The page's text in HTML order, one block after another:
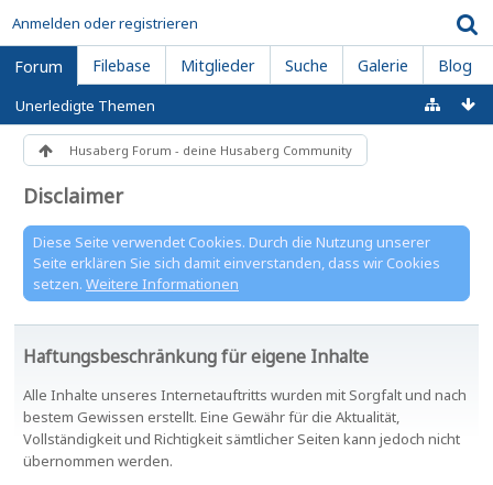
Anmelden oder registrieren
Forum Filebase Mitglieder Suche Galerie Blog
Unerledigte Themen
Husaberg Forum - deine Husaberg Community
Disclaimer
Diese Seite verwendet Cookies. Durch die Nutzung unserer
Seite erklären Sie sich damit einverstanden, dass wir Cookies
setzen. Weitere Informationen
Haftungsbeschränkung für eigene Inhalte
Alle Inhalte unseres Internetauftritts wurden mit Sorgfalt und nach
bestem Gewissen erstellt. Eine Gewähr für die Aktualität,
Vollständigkeit und Richtigkeit sämtlicher Seiten kann jedoch nicht
übernommen werden.